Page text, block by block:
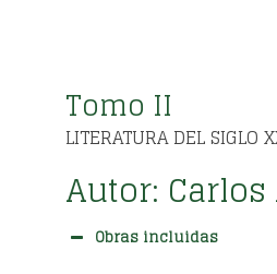
Tomo II
LITERATURA DEL SIGLO
Autor:
Obras incluidas